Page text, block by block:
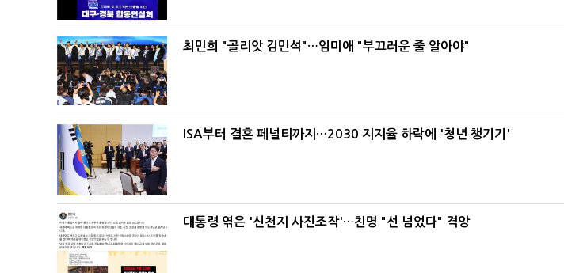
최민희 "골리앗 김민석"…임미애 "부끄러운 줄 알아야"
ISA부터 결혼 페널티까지…2030 지지율 하락에 '청년 챙기기'
대통령 엮은 '신천지 사진조작'…친명 "선 넘었다" 격앙